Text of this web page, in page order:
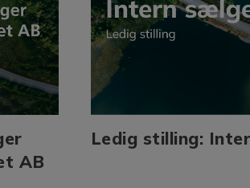
AB
Ledig stilling: